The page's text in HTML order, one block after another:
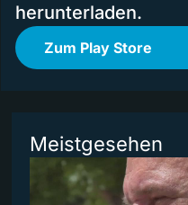
herunterladen.
Zum Play Store
Meistgesehen